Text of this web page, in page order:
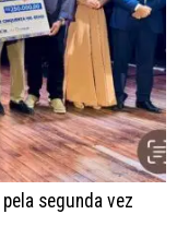
segunda vez